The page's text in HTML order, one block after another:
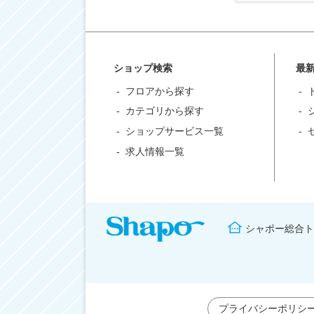
ショップ検索
フロアから探す
カテゴリから探す
ショップサービス一覧
求人情報一覧
最
シャポー総合
プライバシーポリシ